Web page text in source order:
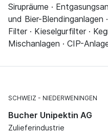
Sirupräume ·
und Bier-Blendinganlagen
Filter · Kieselgurfilter ·
Mischanlagen · CIP-
SCHWEIZ NIEDERWENINGEN
Bucher Unipektin AG
Zulieferindustrie